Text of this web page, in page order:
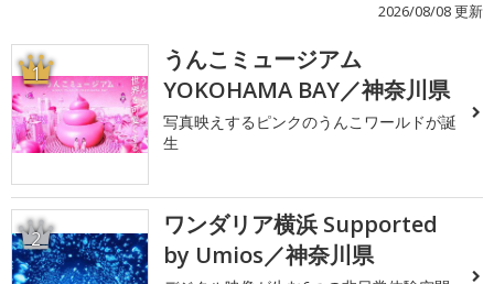
2026/08/08 更新
1
うんこミュージアム
YOKOHAMA BAY／神奈川県
写真映えするピンクのうんこワールドが誕
生
2
ワンダリア横浜 Supported
by Umios／神奈川県